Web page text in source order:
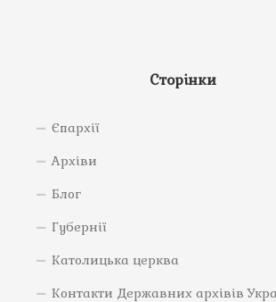
Сторінки
Єпархії
Архіви
Блог
Губернії
Католицька церква
Контакти Державних архівів